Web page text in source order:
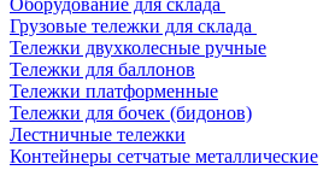
Оборудование для склада
Грузовые тележки для склада
Тележки двухколесные ручные
Тележки для баллонов
Тележки платформенные
Тележки для бочек (бидонов)
Лестничные тележки
Контейнеры сетчатые металлические